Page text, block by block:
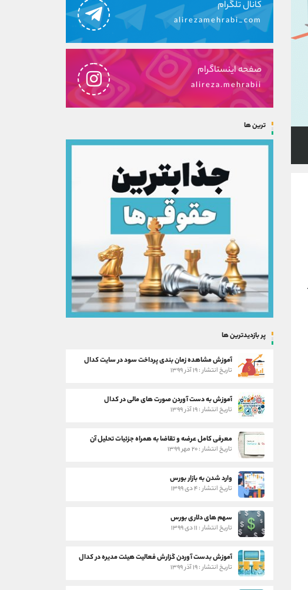
کانال تلگرام
alirezamehrabi_com
صفحه اینستاگرام
alireza.mehrabii
ترین ها
پر بازدیدترین ها
آموزش مشاهده زمان بندی پرداخت سود در سایت کدال
تاریخ انتشار : ۱۹ آذر ۱۳۹۹
آموزش به دست آوردن صورت های مالی در کدال
تاریخ انتشار : ۱۹ آذر ۱۳۹۹
معرفی کامل عرضه و تقاضا به همراه جزئیات تحلیل آن
تاریخ انتشار : ۲۰ مهر ۱۳۹۹
وارد شدن به بازار بورس
تاریخ انتشار : ۴ دی ۱۳۹۹
سهم های دلاری بورس
تاریخ انتشار : ۱۱ دی ۱۳۹۹
آموزش بدست آوردن گزارش فعالیت هیئت مدیره در کدال
تاریخ انتشار : ۱۹ آذر ۱۳۹۹